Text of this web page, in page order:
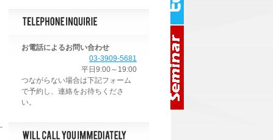
お電話によるお問い合わせ
03-3909-5681
平日9:00～19:00